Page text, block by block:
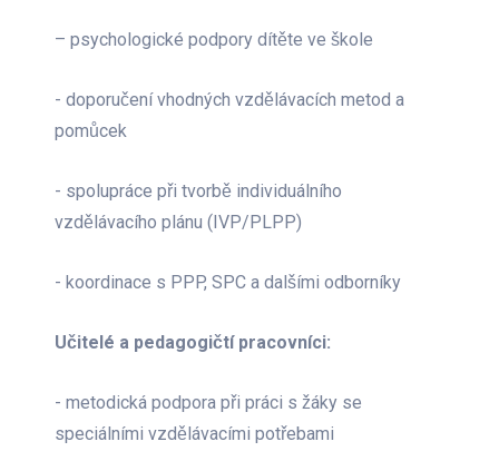
– psychologické podpory dítěte ve škole
- doporučení vhodných vzdělávacích metod a
pomůcek
- spolupráce při tvorbě individuálního
vzdělávacího plánu (IVP/PLPP)
- koordinace s PPP, SPC a dalšími odborníky
Učitelé a pedagogičtí pracovníci:
- metodická podpora při práci s žáky se
speciálními vzdělávacími potřebami